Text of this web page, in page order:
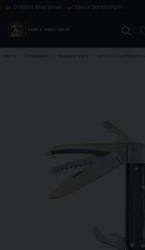
Snabba leveranser Säkra betalningar
Hem Produkter Knivar / Yxor MIKOV Fixir fickkniv